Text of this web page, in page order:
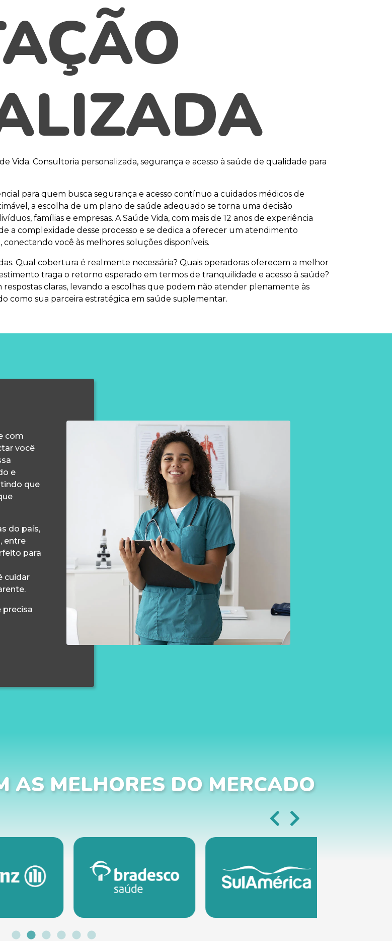
Vida. Consultoria personalizada, segurança e acesso à saúde de qualidade para
para quem busca segurança e acesso contínuo a cuidados médicos de
a escolha de um plano de saúde adequado se torna uma decisão
famílias e empresas. A Saúde Vida, com mais de 12 anos de experiência
a complexidade desse processo e se dedica a oferecer um atendimento
você às melhores soluções disponíveis.
Qual cobertura é realmente necessária? Quais operadoras oferecem a melhor
traga o retorno esperado em termos de tranquilidade e acesso à saúde?
claras, levando a escolhas que podem não atender plenamente às
como sua parceira estratégica em saúde suplementar.
com
você
e
que
do país,
entre
para
cuidar
precisa
AS MELHORES DO MERCADO